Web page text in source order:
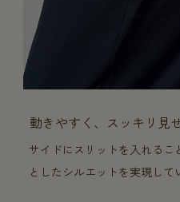
動きやすく、スッキリ見
サイドにスリットを入れるこ
としたシルエットを実現して